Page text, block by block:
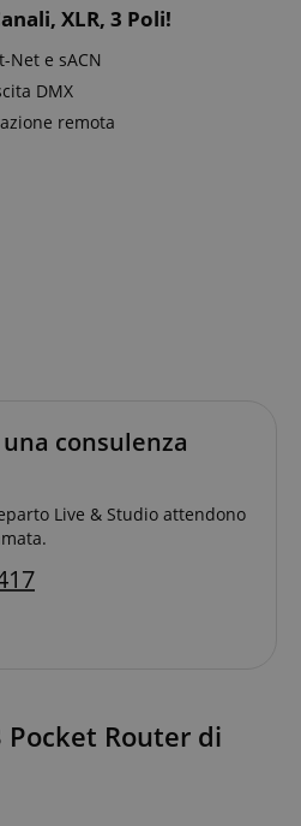
XLR, 3 Poli!
Net e sACN
DMX
remota
consulenza
Live & Studio attendono
Pocket Router di